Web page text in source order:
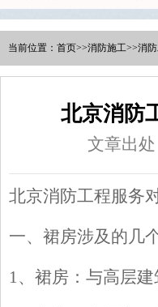
当前位置： 首页>>消防施工>>消
北京消防
文章出
北京消防工程服务
一、裙房涉及的几
1、裙房：与高层